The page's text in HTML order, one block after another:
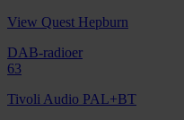
View Quest Hepburn
DAB-radioer
63
Tivoli Audio PAL+BT